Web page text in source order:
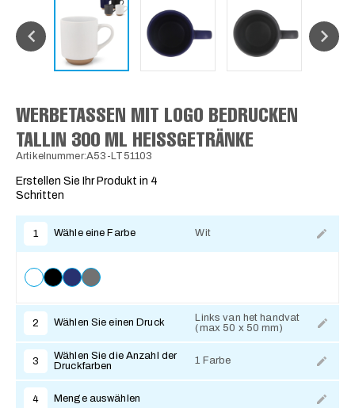
WERBETASSEN MIT LOGO BEDRUCKEN
TALLIN 300 ML HEISSGETRÄNKE
Artikelnummer:A53-LT51103
Erstellen Sie Ihr Produkt in 4
Schritten
1 Wähle eine Farbe Wit
2 Wählen Sie einen Druck
Links van het handvat
(max 50 x 50 mm)
3
Wählen Sie die Anzahl der
Druckfarben
1 Farbe
4 Menge auswählen